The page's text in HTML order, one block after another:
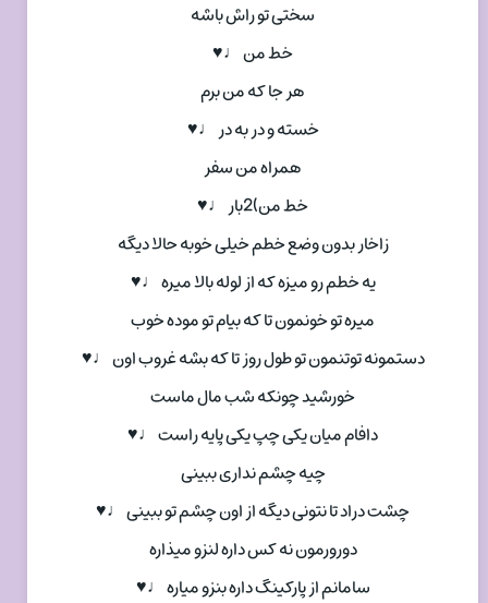
سختی تو راش باشه
خط من ♩♥
هر جا که من برم
خسته و در به در ♩♥
همراه من سفر
خط من)2بار ♩♥
زاخار بدون وضع خطم خیلی خوبه حالا دیگه
یه خطم رو میزه که از لوله بالا میره ♩♥
میره تو خونمون تا که بیام تو موده خوب
دستمونه توتنمون تو طول روز تا که بشه غروب اون ♩♥
خورشید چونکه شب مال ماست
دافام میان یکی چپ یکی پایه راست ♩♥
چیه چشم نداری ببینی
چشت دراد تا نتونی دیگه از اون چشم تو ببینی ♩♥
دورورمون نه کس داره لنزو میذاره
سامانم از پارکینگ داره بنزو میاره ♩♥